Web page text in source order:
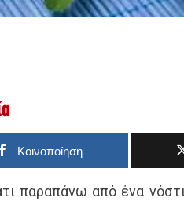
Κοινοποίηση
παραπάνω από ένα